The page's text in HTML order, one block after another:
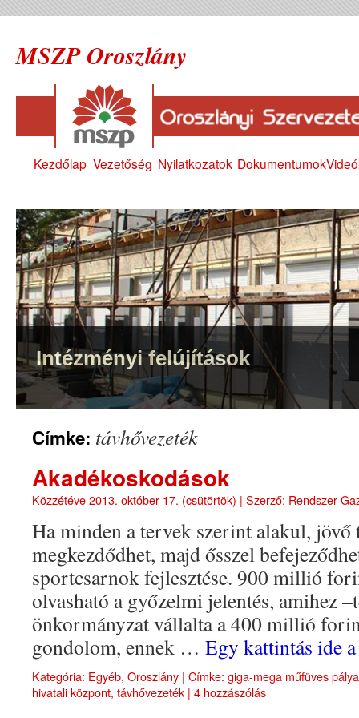
MSZP Oroszlány
Kezdőlap Vezetőség Nyilatkozatok Dokumentumok
Intézményi felújítások
Címke: távhővezeték
Akadékoskodások
Közzétéve2013. október 17. (csütörtök) | Szerző: Rendszer
Ha minden a tervek szerint alakul, jövő
megkezdődhet, majd ősszel
sportcsarnok fejlesztése. 900 millió
olvasható a győzelmi jelentés, amihez
önkormányzat vállalta a 400 millió
gondolom, ennek … Egy kattintás ide
Kategória: Egyéb, Oroszlány | Címke: giga-mega műfüves pálya
hivatali központ, távhővezeték | 4 hozzászólás